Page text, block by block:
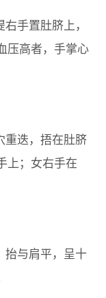
手置肚脐上，
压高者，手掌心
重迭，捂在肚脐
上；女右手在
抬与肩平，呈十